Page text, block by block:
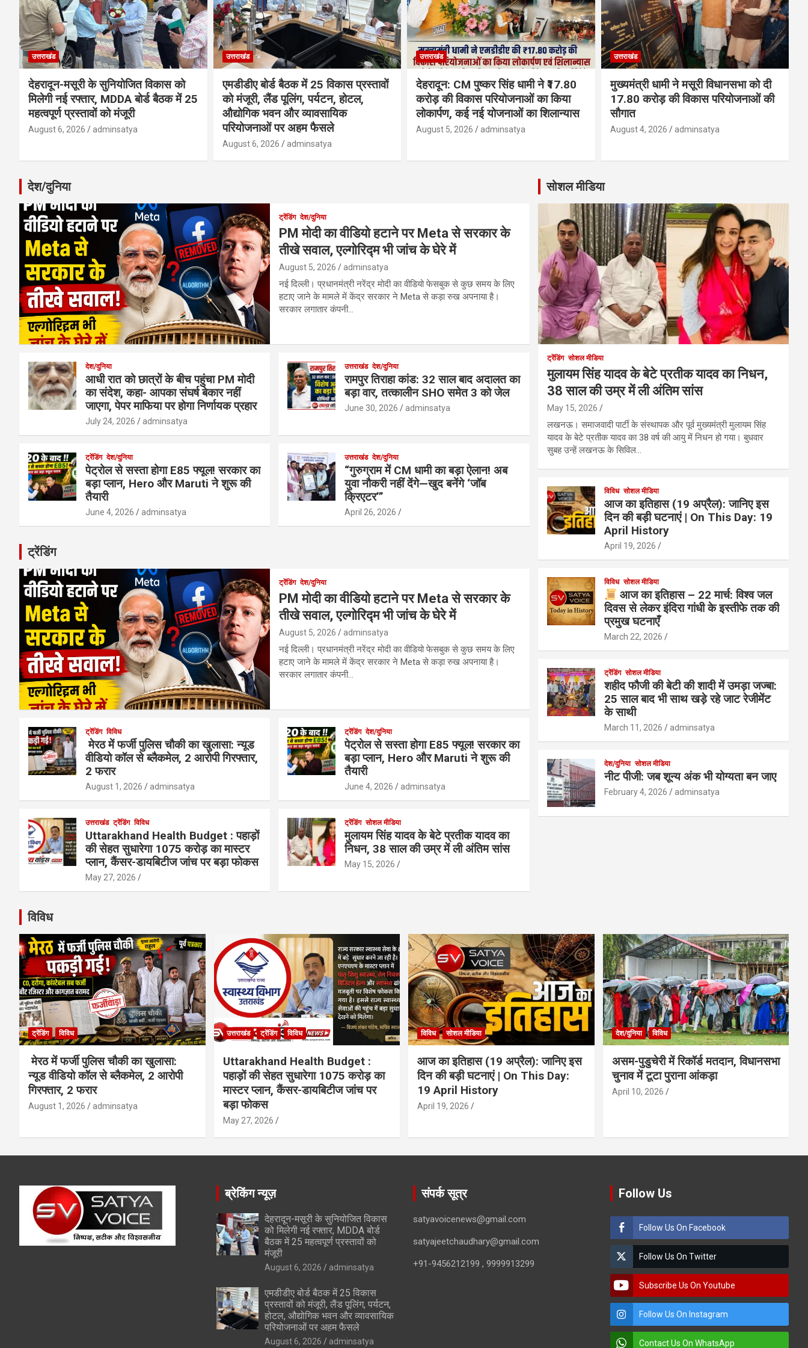
उत्तराखंड
देहरादून-मसूरी के सुनियोजित विकास को
मिलेगी नई रफ्तार, MDDA बोर्ड बैठक में 25
महत्वपूर्ण प्रस्तावों को मंजूरी
August 6, 2026 adminsatya
उत्तराखंड
एमडीडीए बोर्ड बैठक में 25 विकास प्रस्तावों
को मंजूरी, लैंड पूलिंग, पर्यटन, होटल,
औद्योगिक भवन और व्यावसायिक
परियोजनाओं पर अहम फैसले
August 6, 2026 adminsatya
उत्तराखंड
देहरादून: CM पुष्कर सिंह धामी ने ₹17.80
करोड़ की विकास परियोजनाओं का किया
लोकार्पण, कई नई योजनाओं का शिलान्यास
August 5, 2026 adminsatya
उत्तराखंड
मुख्यमंत्री धामी ने मसूरी विधानसभा को दी
17.80 करोड़ की विकास परियोजनाओं की
सौगात
August 4, 2026 adminsatya
देश/दुनिया
ट्रेंडिंग देश/दुनिया
PM मोदी का वीडियो हटाने पर Meta से सरकार के
तीखे सवाल, एल्गोरिद्म भी जांच के घेरे में
August 5, 2026 adminsatya
नई दिल्ली। प्रधानमंत्री नरेंद्र मोदी का वीडियो फेसबुक से कुछ समय के लिए
हटाए जाने के मामले में केंद्र सरकार ने Meta से कड़ा रुख अपनाया है।
सरकार लगातार कंपनी…
देश/दुनिया
आधी रात को छात्रों के बीच पहुंचा PM मोदी
का संदेश, कहा- आपका संघर्ष बेकार नहीं
जाएगा, पेपर माफिया पर होगा निर्णायक प्रहार
July 24, 2026 adminsatya
उत्तराखंड देश/दुनिया
रामपुर तिराहा कांड: 32 साल बाद अदालत का
बड़ा वार, तत्कालीन SHO समेत 3 को जेल
June 30, 2026 adminsatya
ट्रेंडिंग देश/दुनिया
पेट्रोल से सस्ता होगा E85 फ्यूल! सरकार का
बड़ा प्लान, Hero और Maruti ने शुरू की
तैयारी
June 4, 2026 adminsatya
उत्तराखंड देश/दुनिया
“गुरुग्राम में CM धामी का बड़ा ऐलान! अब
युवा नौकरी नहीं देंगे—खुद बनेंगे ‘जॉब
क्रिएटर’”
April 26, 2026
ट्रेंडिंग
ट्रेंडिंग देश/दुनिया
PM मोदी का वीडियो हटाने पर Meta से सरकार के
तीखे सवाल, एल्गोरिद्म भी जांच के घेरे में
August 5, 2026 adminsatya
नई दिल्ली। प्रधानमंत्री नरेंद्र मोदी का वीडियो फेसबुक से कुछ समय के लिए
हटाए जाने के मामले में केंद्र सरकार ने Meta से कड़ा रुख अपनाया है।
सरकार लगातार कंपनी…
ट्रेंडिंग विविध
मेरठ में फर्जी पुलिस चौकी का खुलासा: न्यूड
वीडियो कॉल से ब्लैकमेल, 2 आरोपी गिरफ्तार,
2 फरार
August 1, 2026 adminsatya
ट्रेंडिंग देश/दुनिया
पेट्रोल से सस्ता होगा E85 फ्यूल! सरकार का
बड़ा प्लान, Hero और Maruti ने शुरू की
तैयारी
June 4, 2026 adminsatya
उत्तराखंड ट्रेंडिंग विविध
Uttarakhand Health Budget : पहाड़ों
की सेहत सुधारेगा 1075 करोड़ का मास्टर
प्लान, कैंसर-डायबिटीज जांच पर बड़ा फोकस
May 27, 2026
ट्रेंडिंग सोशल मीडिया
मुलायम सिंह यादव के बेटे प्रतीक यादव का
निधन, 38 साल की उम्र में ली अंतिम सांस
May 15, 2026
सोशल मीडिया
ट्रेंडिंग सोशल मीडिया
मुलायम सिंह यादव के बेटे प्रतीक यादव का निधन,
38 साल की उम्र में ली अंतिम सांस
May 15, 2026
लखनऊ। समाजवादी पार्टी के संस्थापक और पूर्व मुख्यमंत्री मुलायम सिंह
यादव के बेटे प्रतीक यादव का 38 वर्ष की आयु में निधन हो गया। बुधवार
सुबह उन्हें लखनऊ के सिविल…
विविध सोशल मीडिया
आज का इतिहास (19 अप्रैल): जानिए इस
दिन की बड़ी घटनाएं | On This Day: 19
April History
April 19, 2026
विविध सोशल मीडिया
आज का इतिहास – 22 मार्च: विश्व जल
दिवस से लेकर इंदिरा गांधी के इस्तीफे तक की
प्रमुख घटनाएँ
March 22, 2026
ट्रेंडिंग सोशल मीडिया
शहीद फौजी की बेटी की शादी में उमड़ा जज्बा:
25 साल बाद भी साथ खड़े रहे जाट रेजीमेंट
के साथी
March 11, 2026 adminsatya
देश/दुनिया सोशल मीडिया
नीट पीजी: जब शून्य अंक भी योग्यता बन जाए
February 4, 2026 adminsatya
विविध
ट्रेंडिंग विविध
मेरठ में फर्जी पुलिस चौकी का खुलासा:
न्यूड वीडियो कॉल से ब्लैकमेल, 2 आरोपी
गिरफ्तार, 2 फरार
August 1, 2026 adminsatya
उत्तराखंड ट्रेंडिंग विविध
Uttarakhand Health Budget :
पहाड़ों की सेहत सुधारेगा 1075 करोड़ का
मास्टर प्लान, कैंसर-डायबिटीज जांच पर
बड़ा फोकस
May 27, 2026
विविध सोशल मीडिया
आज का इतिहास (19 अप्रैल): जानिए इस
दिन की बड़ी घटनाएं | On This Day:
19 April History
April 19, 2026
देश/दुनिया विविध
असम-पुडुचेरी में रिकॉर्ड मतदान, विधानसभा
चुनाव में टूटा पुराना आंकड़ा
April 10, 2026
ब्रेकिंग न्यूज़
देहरादून-मसूरी के सुनियोजित विकास
को मिलेगी नई रफ्तार, MDDA बोर्ड
बैठक में 25 महत्वपूर्ण प्रस्तावों को
मंजूरी
August 6, 2026 adminsatya
एमडीडीए बोर्ड बैठक में 25 विकास
प्रस्तावों को मंजूरी, लैंड पूलिंग, पर्यटन,
होटल, औद्योगिक भवन और व्यावसायिक
परियोजनाओं पर अहम फैसले
August 6, 2026 adminsatya
संपर्क सूत्र
satyavoicenews@gmail.com
satyajeetchaudhary@gmail.com
+91-9456212199 , 9999913299
Follow Us
Follow Us On Facebook
Follow Us On Twitter
Subscribe Us On Youtube
Follow Us On Instagram
Contact Us On WhatsApp